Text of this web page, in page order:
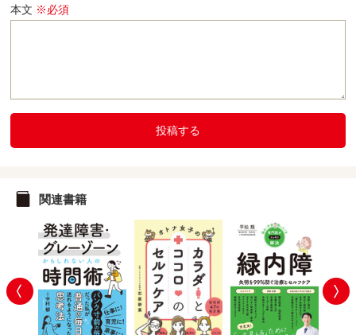
本文 ※必須
投稿する
関連書籍